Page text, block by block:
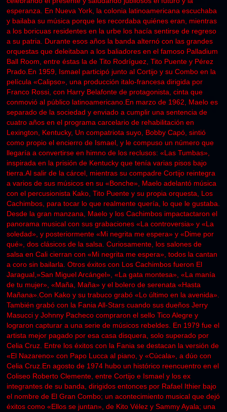
esperanza. En Nueva York, la colonia latinoamericana escuchaba
y bailaba su música porque les recordaba quiénes eran, mientras
a los boricuas residentes en la urbe los hacía sentirse de regreso
a su patria. Durante esos años la banda alternó con las grandes
orquestas que deleitaban a los baliadores en el famoso Palladium
Ball Room, entre éstas la de Tito Rodríguez, Tito Puente y Pérez
Prado.En 1959, Ismael participó junto al Cortijo y su Combo en la
película «Calipso», una producción italo-francesa dirigida por
Franco Rossi, con Harry Belafonte de protagonista, cinta que
conmovió al público latinoamericano.En marzo de 1962, Maelo es
separado de la sociedad y enviado a cumplir una sentencia de
cuatro años en el programa carcelario de rehabilitación en
Lexington, Kentucky, Un compatriota suyo, Bobby Capó, sintió
como propio el encierro de Ismael, y le compuso un número que
llegaría a convertirse en himno de los reclusos: «Las Tumbas»,
inspirada en la prisión de Kentucky que tenía varias pisos bajo
tierra.Al salir de la cárcel, mientras su compadre Cortijo reintegra
a varios de sus músicos en su «Bonche», Maelo adelantó música
con el percusionista Kako, Tito Puente y su propia orquesta, Los
Cachimbos, para tocar lo que realmente quería, lo que le gustaba.
Desde la gran manzana, Maelo y los Cachimbos impactactaron el
panorama musical con sus grabaciones «La controversia» y «La
soledad», y posteriormente «Mi negrita me espera» y «Dime por
qué», dos clásicos de la salsa. Curiosamente, los salones de
salsa en Cali cierran con «Mi negrita me espera», todos la cantan
a coro sin bailarla. Otros éxitos con Los Cachimbos fueron El
Jaragual,»San Miguel Arcángel», «La gata montesa», «La manía
de tu mujer», «Maña, Maña» y el bolero de serenata «Hasta
Mañana».Con Kako y su trabuco grabó «Lo último en la avenida».
También grabó con la Fania All-Stars cuando sus dueños Jerry
Masucci y Johnny Pacheco compraron el sello Tico Alegre y
lograron capturar a una serie de músicos rebeldes. En 1979 fue el
artista mejor pagado por esa casa disquera, solo superado por
Celia Cruz. Entre los éxitos con la Fania se destacan la versión de
«El Nazareno» con Papo Lucca al piano, y «Cúcala», a dúo con
Celia Cruz.En agosto de 1974 hubo un histórico reencuentro en el
Coliseo Roberto Clemente, entre Cortijo e Ismael y los ex
integrantes de su banda, dirigidos entonces por Rafael Ithier bajo
el nombre de El Gran Combo; un acontecimiento musical que dejó
éxitos como «Ellos se juntan», de Kito Vélez y Sammy Ayala; una